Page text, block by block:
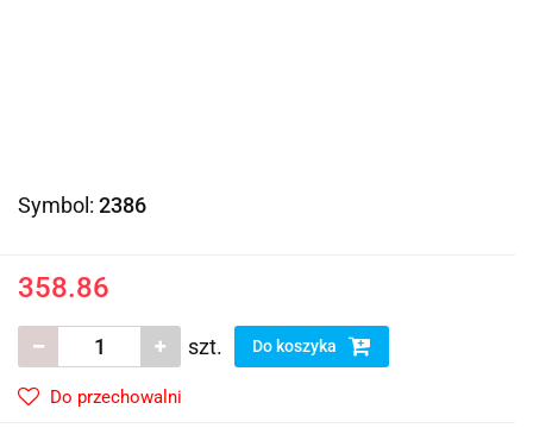
Symbol: 2386
358.86
szt. Do koszyka
Do przechowalni